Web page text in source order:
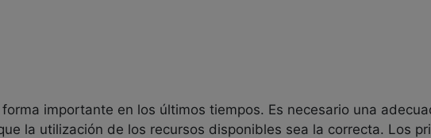
importante en los últimos tiempos. Es necesario una
la utilización de los recursos disponibles sea la correcta. Los